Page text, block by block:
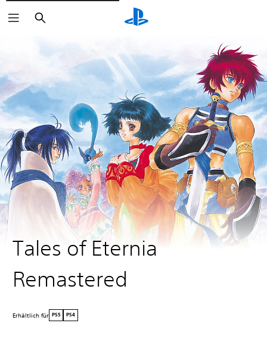
Suchen
Tales of Eternia
Remastered
Erhältlich für PS5 PS4